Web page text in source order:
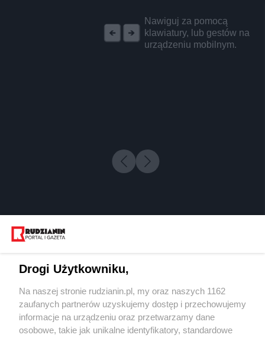
Nawiguj za pomocą
klawiatury, lub gestów na
urządzeniu mobilnym.
Wydawca mediów
Drogi Użytkowniku,
Na naszej stronie rudzianin.pl, my oraz naszych 1162
zaufanych partnerów uzyskujemy dostęp i przechowujemy
informacje na urządzeniu oraz przetwarzamy dane
osobowe, takie jak unikalne identyfikatory, standardowe